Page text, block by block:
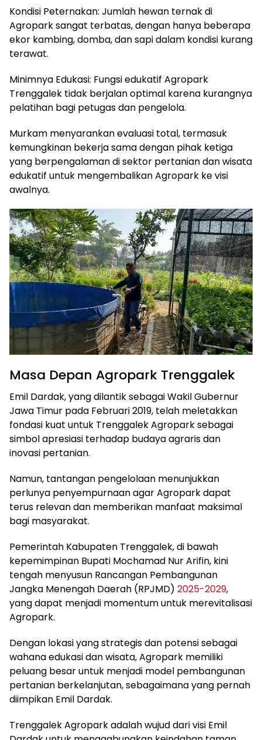
Kondisi Peternakan: Jumlah hewan ternak di
Agropark sangat terbatas, dengan hanya beberapa
ekor kambing, domba, dan sapi dalam kondisi kurang
terawat.
Minimnya Edukasi: Fungsi edukatif Agropark
Trenggalek tidak berjalan optimal karena kurangnya
pelatihan bagi petugas dan pengelola.
Murkam menyarankan evaluasi total, termasuk
kemungkinan bekerja sama dengan pihak ketiga
yang berpengalaman di sektor pertanian dan wisata
edukatif untuk mengembalikan Agropark ke visi
awalnya.
Masa Depan Agropark Trenggalek
Emil Dardak, yang dilantik sebagai Wakil Gubernur
Jawa Timur pada Februari 2019, telah meletakkan
fondasi kuat untuk Trenggalek Agropark sebagai
simbol apresiasi terhadap budaya agraris dan
inovasi pertanian.
Namun, tantangan pengelolaan menunjukkan
perlunya penyempurnaan agar Agropark dapat
terus relevan dan memberikan manfaat maksimal
bagi masyarakat.
Pemerintah Kabupaten Trenggalek, di bawah
kepemimpinan Bupati Mochamad Nur Arifin, kini
tengah menyusun Rancangan Pembangunan
Jangka Menengah Daerah (RPJMD) 2025-2029,
yang dapat menjadi momentum untuk merevitalisasi
Agropark.
Dengan lokasi yang strategis dan potensi sebagai
wahana edukasi dan wisata, Agropark memiliki
peluang besar untuk menjadi model pembangunan
pertanian berkelanjutan, sebagaimana yang pernah
diimpikan Emil Dardak.
Trenggalek Agropark adalah wujud dari visi Emil